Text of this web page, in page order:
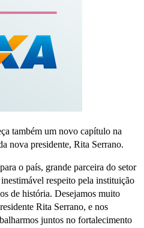
também um novo capítulo na
nova presidente, Rita Serrano.
o país, grande parceira do setor
respeito pela instituição
de história. Desejamos muito
Rita Serrano, e nos
juntos no fortalecimento